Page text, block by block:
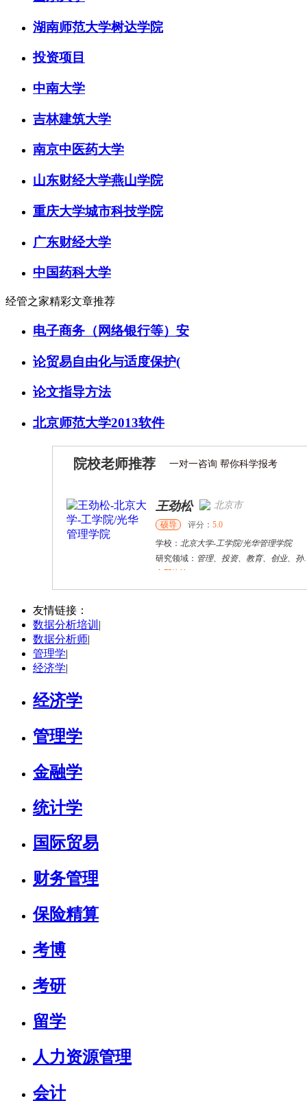
湖南师范大学树达学院
投资项目
中南大学
吉林建筑大学
南京中医药大学
山东财经大学燕山学院
重庆大学城市科技学院
广东财经大学
中国药科大学
经管之家精彩文章推荐
电子商务（网络银行等）安
论贸易自由化与适度保护(
论文指导方法
北京师范大学2013软件
院校老师推荐 一对一咨询 帮你科学报考
王劲松 北京市
硕导 评分： 5.0
学校： 北京大学-工学院/光华管理学院
研究领域： 管理、投资、教育、创业、孙子兵法、博弈论、产学研合作
戴稳胜 北京市
友情链接：
数据分析培训 |
数据分析师|
管理学|
经济学|
经济学
管理学
金融学
统计学
国际贸易
财务管理
保险精算
考博
考研
留学
人力资源管理
会计